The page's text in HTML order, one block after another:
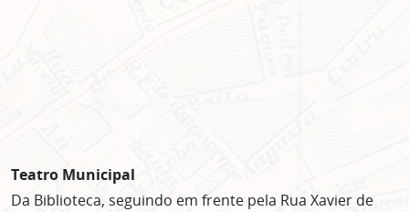
Teatro Municipal
Da Biblioteca, seguindo em frente pela Rua Xavier de